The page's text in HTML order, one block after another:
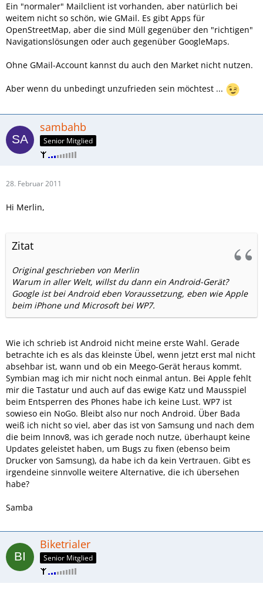
Ein "normaler" Mailclient ist vorhanden, aber natürlich bei
weitem nicht so schön, wie GMail. Es gibt Apps für
OpenStreetMap, aber die sind Müll gegenüber den "richtigen"
Navigationslösungen oder auch gegenüber GoogleMaps.
Ohne GMail-Account kannst du auch den Market nicht nutzen.
Aber wenn du unbedingt unzufrieden sein möchtest ...
sambahb
Senior Mitglied
28. Februar 2011
Hi Merlin,
Zitat
Original geschrieben von Merlin
Warum in aller Welt, willst du dann ein Android-Gerät?
Google ist bei Android eben Voraussetzung, eben wie Apple
beim iPhone und Microsoft bei WP7.
Wie ich schrieb ist Android nicht meine erste Wahl. Gerade
betrachte ich es als das kleinste Übel, wenn jetzt erst mal nicht
absehbar ist, wann und ob ein Meego-Gerät heraus kommt.
Symbian mag ich mir nicht noch einmal antun. Bei Apple fehlt
mir die Tastatur und auch auf das ewige Katz und Mausspiel
beim Entsperren des Phones habe ich keine Lust. WP7 ist
sowieso ein NoGo. Bleibt also nur noch Android. Über Bada
weiß ich nicht so viel, aber das ist von Samsung und nach dem
die beim Innov8, was ich gerade noch nutze, überhaupt keine
Updates geleistet haben, um Bugs zu fixen (ebenso beim
Drucker von Samsung), da habe ich da kein Vertrauen. Gibt es
irgendeine sinnvolle weitere Alternative, die ich übersehen
habe?
Samba
Biketrialer
Senior Mitglied